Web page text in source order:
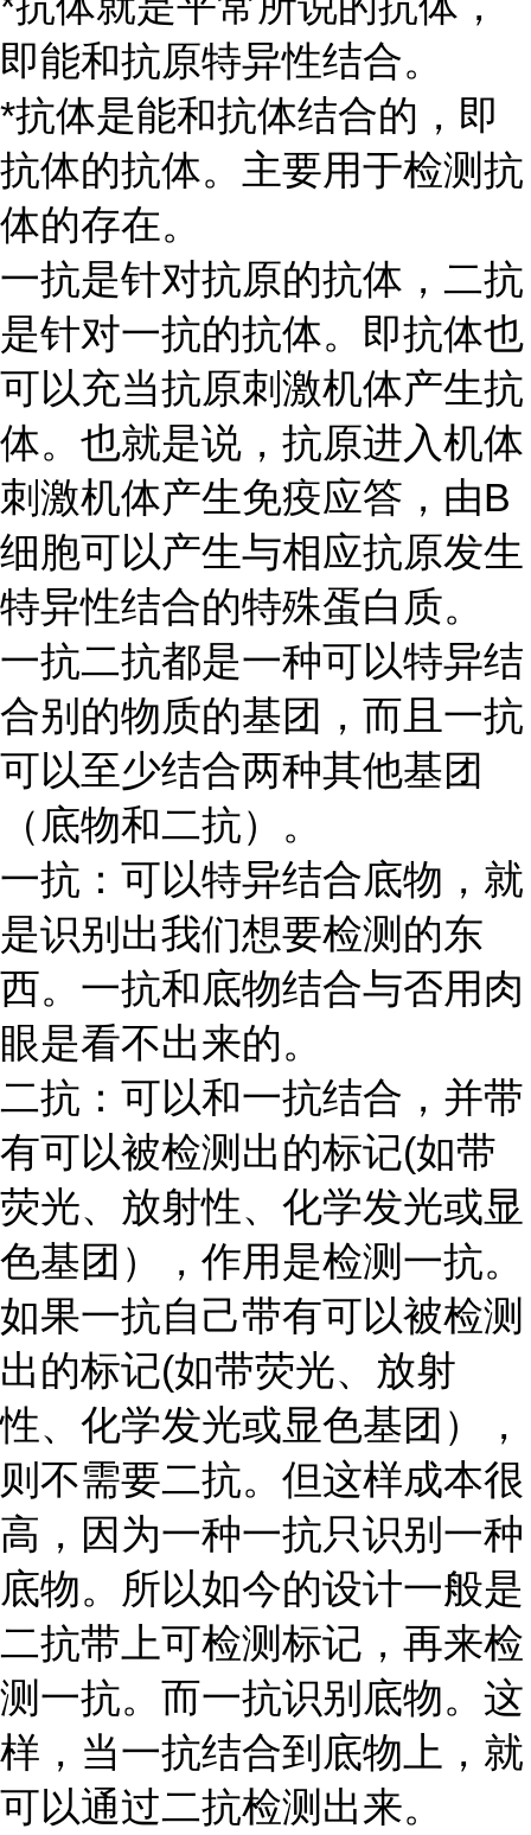
即能和抗原特异性结合。
*抗体是能和抗体结合的，即
抗体的抗体。主要用于检测抗
体的存在。
一抗是针对抗原的抗体，二抗
是针对一抗的抗体。即抗体也
可以充当抗原刺激机体产生抗
体。也就是说，抗原进入机体
刺激机体产生免疫应答，由B
细胞可以产生与相应抗原发生
特异性结合的特殊蛋白质。
一抗二抗都是一种可以特异结
合别的物质的基团，而且一抗
可以至少结合两种其他基团
（底物和二抗）。
一抗：可以特异结合底物，就
是识别出我们想要检测的东
西。一抗和底物结合与否用肉
眼是看不出来的。
二抗：可以和一抗结合，并带
有可以被检测出的标记(如带
荧光、放射性、化学发光或显
色基团），作用是检测一抗。
如果一抗自己带有可以被检测
出的标记(如带荧光、放射
性、化学发光或显色基团），
则不需要二抗。但这样成本很
高，因为一种一抗只识别一种
底物。所以如今的设计一般是
二抗带上可检测标记，再来检
测一抗。而一抗识别底物。这
样，当一抗结合到底物上，就
可以通过二抗检测出来。